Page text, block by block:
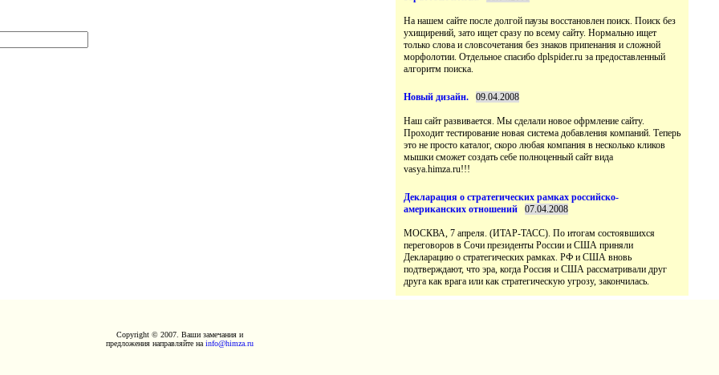
На нашем сайте после долгой паузы восстановлен поиск. Поиск без
ухищирений, зато ищет сразу по всему сайту. Нормально ищет
только слова и словсочетания без знаков припенания и сложной
морфолотии. Отдельное спасибо dplspider.ru за предоставленный
Наш сайт развивается. Мы сделали новое офрмление сайту.
Проходит тестирование новая система добавления компаний. Теперь
это не просто каталог, скоро любая компания в несколько кликов
мышки сможет создать себе полноценный сайт вида
vasya.himza.ru!!!
МОСКВА, 7 апреля. (ИТАР-ТАСС). По итогам состоявшихся
переговоров в Сочи президенты России и США приняли
Декларацию о стратегических рамках. РФ и США вновь
подтверждают, что эра, когда Россия и США рассматривали друг
Copyright © 2007. Ваши замечания и
предложения направляйте на